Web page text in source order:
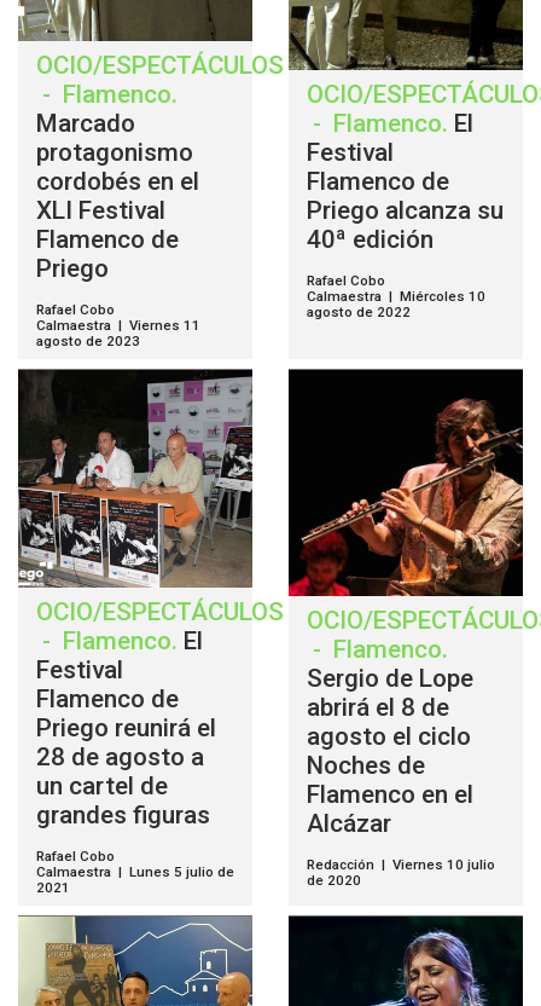
OCIO/ESPECTÁCULOS
- Flamenco.
Marcado
protagonismo
cordobés en el
XLI Festival
Flamenco de
Priego
Rafael Cobo
Calmaestra | Viernes 11
agosto de 2023
OCIO/
- Flamenco. El
Festival
Flamenco de
Priego alcanza su
40ª edición
Rafael Cobo
Calmaestra | Miércoles 10
agosto de 2022
OCIO/ESPECTÁCULOS
- Flamenco. El
Festival
Flamenco de
Priego reunirá el
28 de agosto a
un cartel de
grandes figuras
Rafael Cobo
Calmaestra | Lunes 5 julio de
2021
OCIO/
- Flamenco.
Sergio de Lope
abrirá el 8 de
agosto el ciclo
Noches de
Flamenco en el
Alcázar
Redacción | Viernes 10 julio
de 2020